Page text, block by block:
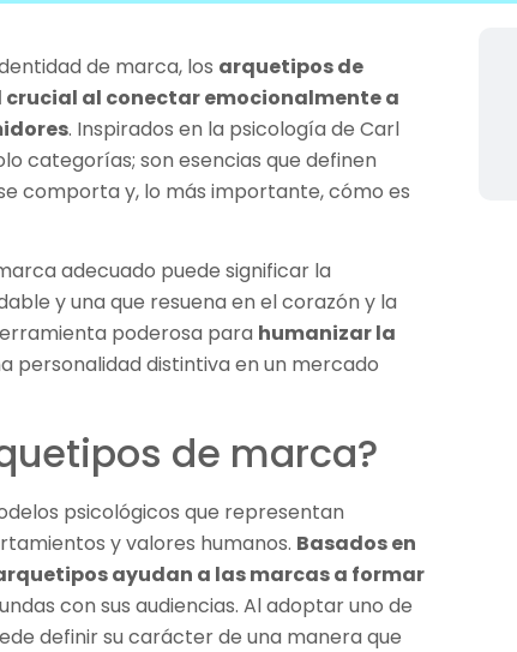
de marca, los arquetipos de
crucial al conectar emocionalmente a
. Inspirados en la psicología de Carl
categorías; son esencias que definen
comporta y, lo más importante, cómo es
adecuado puede significar la
y una que resuena en el corazón y la
poderosa para humanizar la
personalidad distintiva en un mercado
de marca?
psicológicos que representan
y valores humanos. Basados en
ayudan a las marcas a formar
con sus audiencias. Al adoptar uno de
definir su carácter de una manera que